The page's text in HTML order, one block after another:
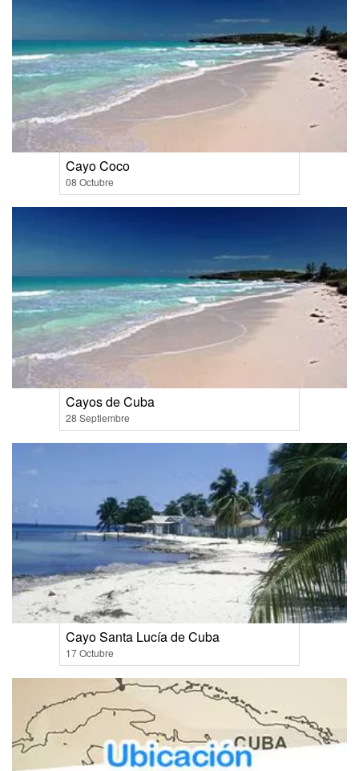
Cayo Coco
08 Octubre
Cayos de Cuba
28 Septiembre
Cayo Santa Lucía de Cuba
17 Octubre